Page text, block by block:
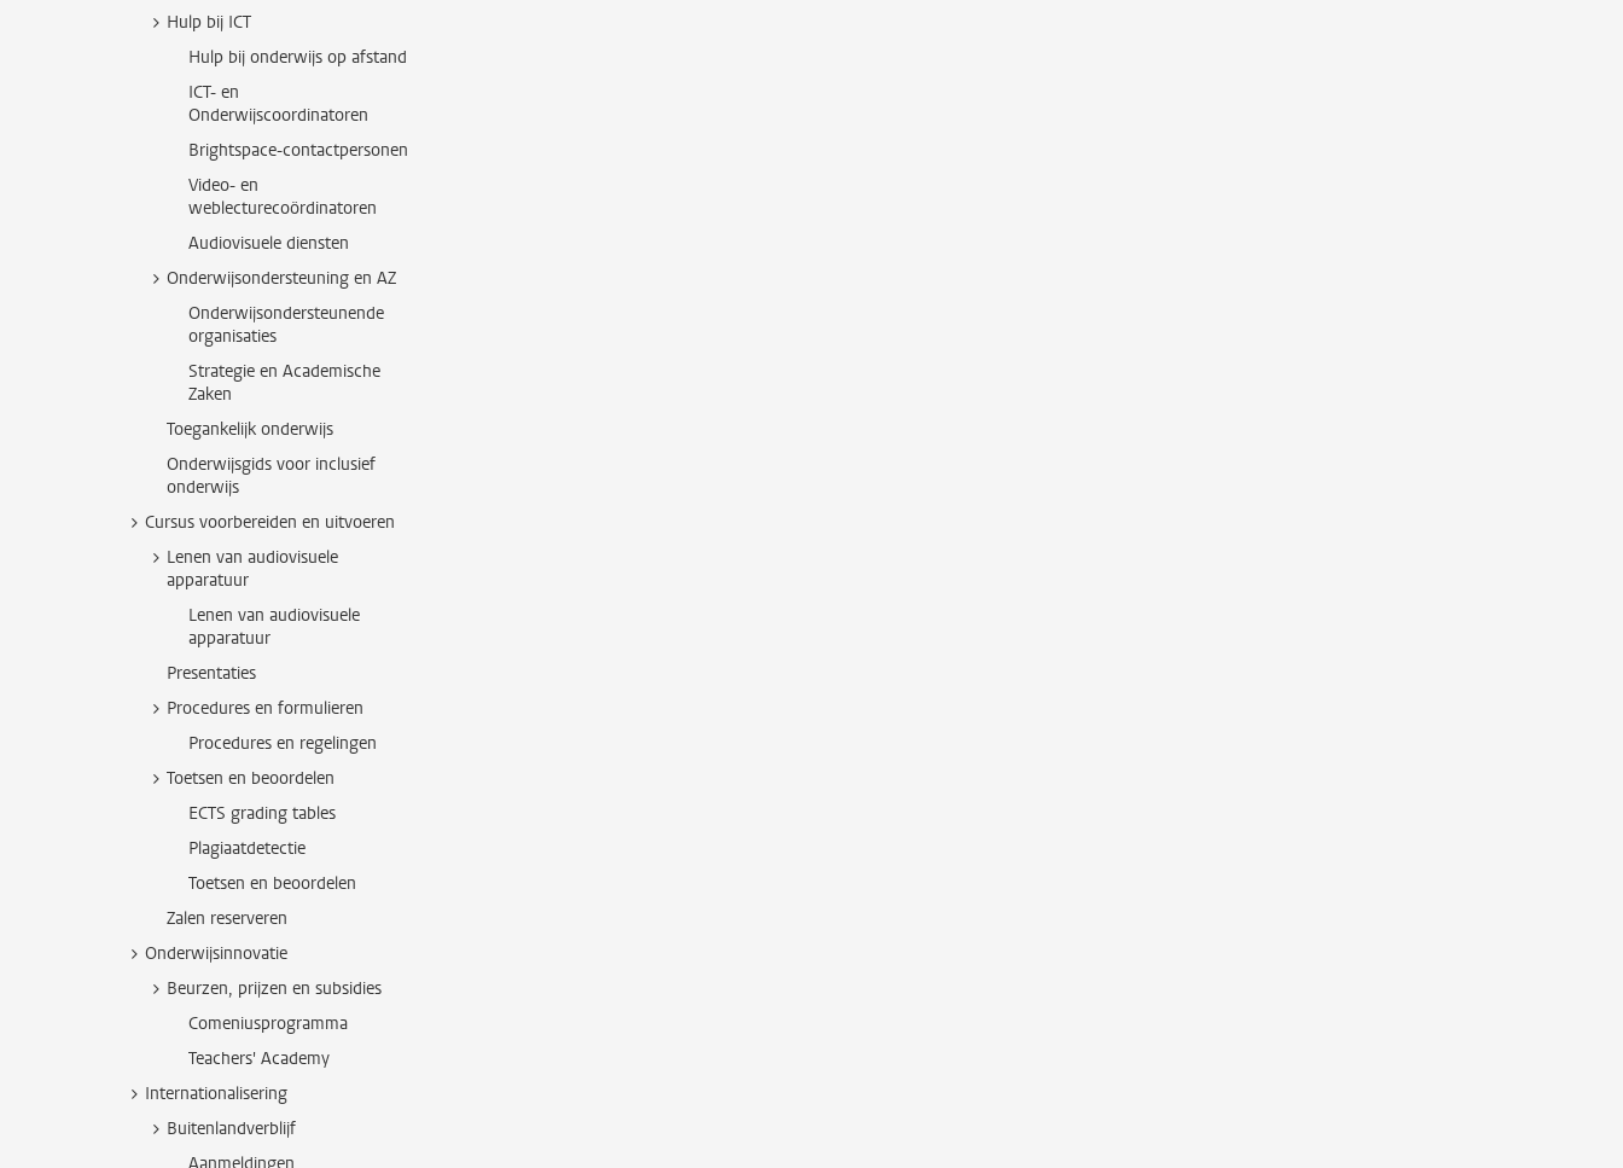
Hulp bij ICT
Hulp bij onderwijs op afstand
ICT- en
Onderwijscoordinatoren
Brightspace-contactpersonen
Video- en
weblecturecoördinatoren
Audiovisuele diensten
Onderwijsondersteuning en AZ
Onderwijsondersteunende
organisaties
Strategie en Academische
Zaken
Toegankelijk onderwijs
Onderwijsgids voor inclusief
onderwijs
Cursus voorbereiden en uitvoeren
Lenen van audiovisuele
apparatuur
Lenen van audiovisuele
apparatuur
Presentaties
Procedures en formulieren
Procedures en regelingen
Toetsen en beoordelen
ECTS grading tables
Plagiaatdetectie
Toetsen en beoordelen
Zalen reserveren
Onderwijsinnovatie
Beurzen, prijzen en subsidies
Comeniusprogramma
Teachers' Academy
Internationalisering
Buitenlandverblijf